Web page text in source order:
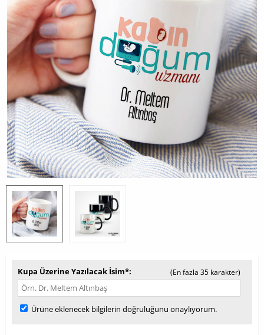
Kupa Üzerine Yazılacak İsim* (En fazla 35 karakter)
Ürüne eklenecek bilgilerin doğruluğunu onaylıyorum.